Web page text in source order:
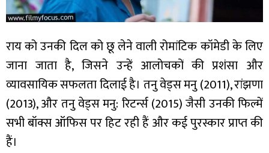
राय को उनकी दिल को छू लेने वाली रोमांटिक कॉमेडी के लिए
जाना जाता है, जिसने उन्हें आलोचकों की प्रशंसा और
व्यावसायिक सफलता दिलाई है। तनु वेड्स मनु (2011), रांझणा
(2013), और तनु वेड्स मनु: रिटर्न्स (2015) जैसी उनकी फिल्में
सभी बॉक्स ऑफिस पर हिट रही हैं और कई पुरस्कार प्राप्त की
हैं।